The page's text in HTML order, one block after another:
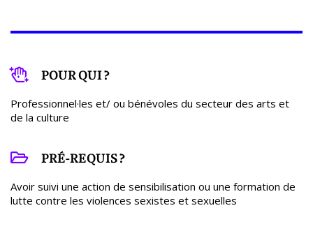
POUR QUI ?
Professionnel·les et/ ou bénévoles du secteur des arts et
de la culture
PRÉ-REQUIS ?
Avoir suivi une action de sensibilisation ou une formation de
lutte contre les violences sexistes et sexuelles